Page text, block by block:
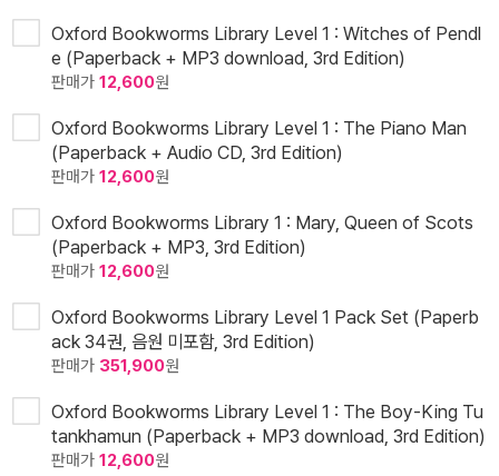
Oxford Bookworms Library Level 1 : Witches of Pendl
e (Paperback + MP3 download, 3rd Edition)
판매가 12,600원
Oxford Bookworms Library Level 1 : The Piano Man
(Paperback + Audio CD, 3rd Edition)
판매가 12,600원
Oxford Bookworms Library 1 : Mary, Queen of Scots
(Paperback + MP3, 3rd Edition)
판매가 12,600원
Oxford Bookworms Library Level 1 Pack Set (Paperb
ack 34권, 음원 미포함, 3rd Edition)
판매가 351,900원
Oxford Bookworms Library Level 1 : The Boy-King Tu
tankhamun (Paperback + MP3 download, 3rd Edition)
판매가 12,600원